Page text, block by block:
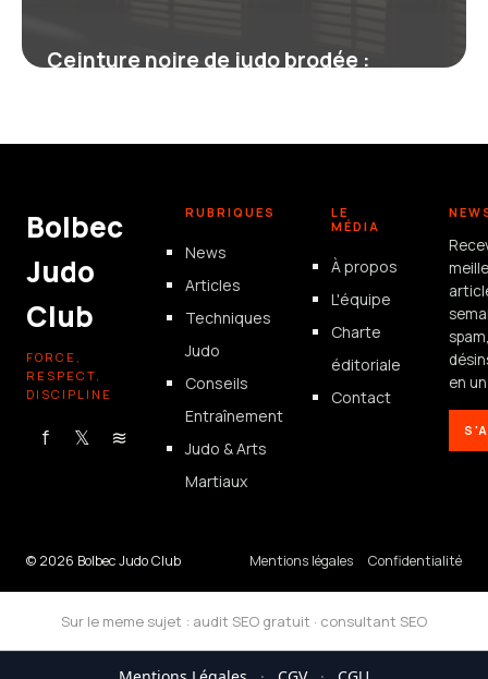
Ceinture noire de judo brodée :
Bolbec
Judo
Club
FORCE,
RESPECT,
DISCIPLINE
f 𝕏 ≋
RUBRIQUES
News
Articles
Techniques
Judo
Conseils
Entraînement
Judo & Arts
Martiaux
LE
MÉDIA
À propos
L'équipe
Charte
éditoriale
Contact
en
© 2026 Bolbec Judo Club Mentions légales Confidentialité
Sur le meme sujet : audit SEO gratuit · consultant SEO